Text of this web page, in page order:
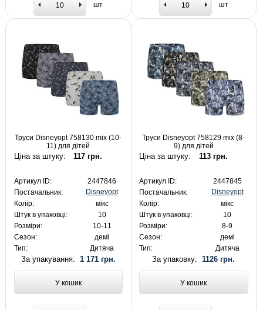
шт шт
Труси Disneyopt 758130 mix (10-
11) для дітей
Ціна за штуку: 117 грн.
Артикул ID:
2447846
Постачальник:
Disneyopt
Колір:
мікс
Штук в упаковці:
10
Розміри:
10-11
Сезон:
демі
Тип:
Дитяча
За упакування: 1 171 грн.
У кошик
Труси Disneyopt 758129 mix (8-
9) для дітей
Ціна за штуку: 113 грн.
Артикул ID:
2447845
Постачальник:
Disneyopt
Колір:
мікс
Штук в упаковці:
10
Розміри:
8-9
Сезон:
демі
Тип:
Дитяча
За упаковку:1126 грн.
У кошик